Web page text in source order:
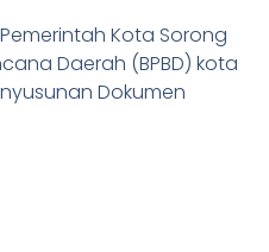
Pemerintah Kota Sorong
Daerah (BPBD) kota
Dokumen